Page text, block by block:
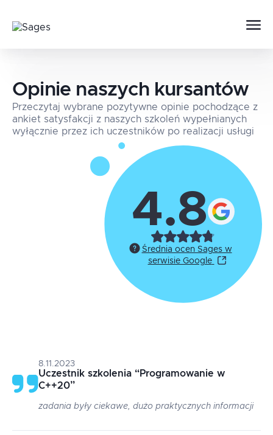
Opinie naszych kursantów
Przeczytaj wybrane pozytywne opinie pochodzące z
ankiet satysfakcji z naszych szkoleń wypełnianych
wyłącznie przez ich uczestników po realizacji usługi
4.8
Średnia ocen Sages w
serwisie Google
8.11.2023
Uczestnik szkolenia “Programowanie w
C++20”
zadania były ciekawe, dużo praktycznych informacji